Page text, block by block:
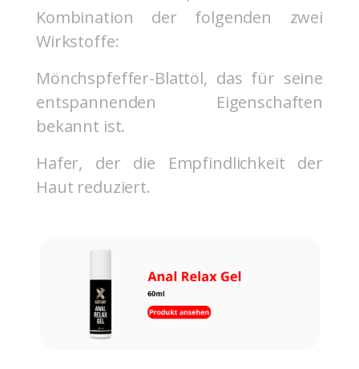
Kombination der folgenden zwei
Wirkstoffe:
Mönchspfeffer-Blattöl, das für seine
entspannenden Eigenschaften
bekannt ist.
Hafer, der die Empfindlichkeit der
Haut reduziert.